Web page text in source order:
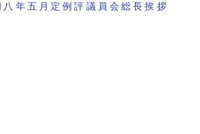
八年五月定例評議員会総長挨拶